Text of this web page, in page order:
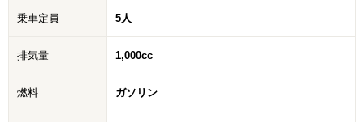
乗車定員 5人
排気量 1,000cc
燃料 ガソリン